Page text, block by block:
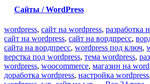
Сайты / WordPress
wordpress, сайт на wordpress, разработка
сайт на wordpress, сайт на вордпресс,
сайта на вордпресс, wordpress под ключ,
верстка под wordpress, тема wordpress,
wordpress, woocommerce, магазин на
доработка wordpress, настройка wordpress,